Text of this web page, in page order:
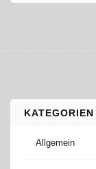
KATEGORIEN
Allgemein